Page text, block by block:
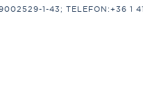
1-43; TELEFON:+36 1